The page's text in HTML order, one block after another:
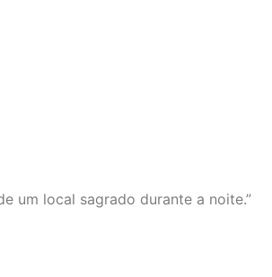
um local sagrado durante a noite.”